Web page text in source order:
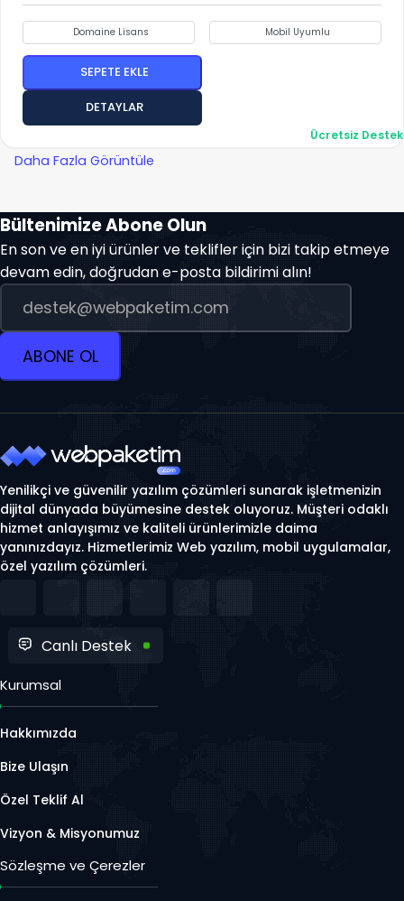
Ücretsiz Destek
Domaine Lisans Mobil Uyumlu
SEPETE EKLE
DETAYLAR
Daha Fazla Görüntüle
Bültenimize Abone Olun
En son ve en iyi ürünler ve teklifler için bizi takip etmeye
devam edin, doğrudan e-posta bildirimi alın!
ABONE OL
Yenilikçi ve güvenilir yazılım çözümleri sunarak işletmenizin
dijital dünyada büyümesine destek oluyoruz. Müşteri odaklı
hizmet anlayışımız ve kaliteli ürünlerimizle daima
yanınızdayız. Hizmetlerimiz Web yazılım, mobil uygulamalar,
özel yazılım çözümleri.
Canlı Destek
Kurumsal
Hakkımızda
Bize Ulaşın
Özel Teklif Al
Vizyon & Misyonumuz
Sözleşme ve Çerezler